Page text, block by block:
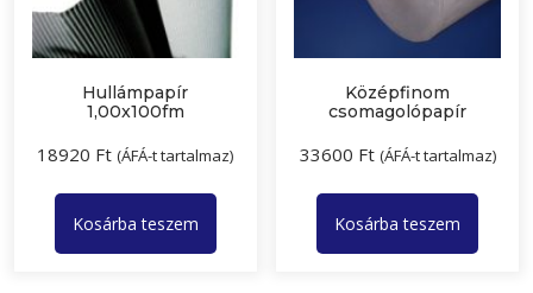
Hullámpapír
1,00x100fm
18920 Ft (ÁFÁ-t tartalmaz)
Kosárba teszem
Középfinom
csomagolópapír
33600 Ft (ÁFÁ-t tartalmaz)
Kosárba teszem